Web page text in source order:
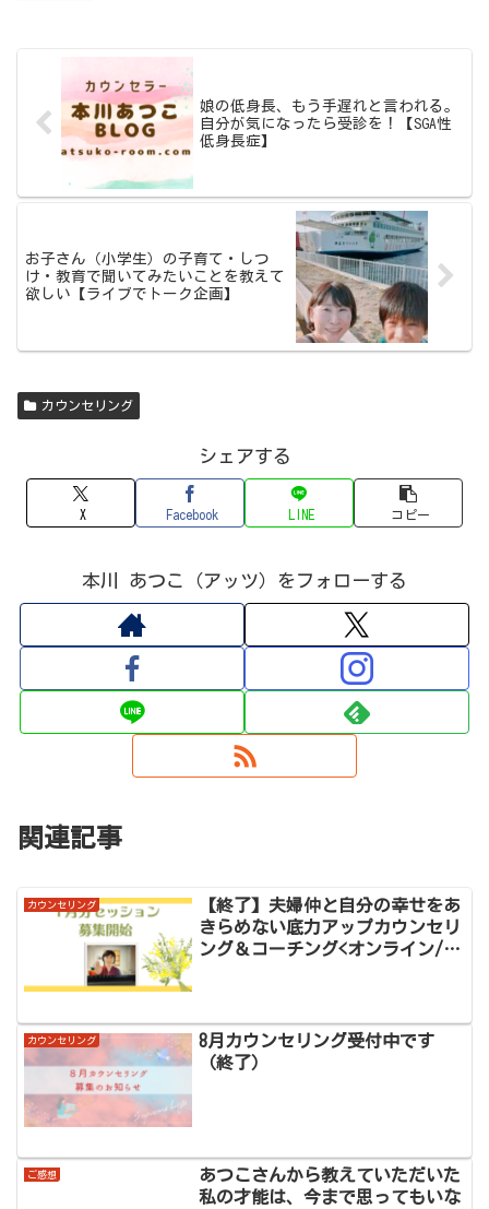
娘の低身長、もう手遅れと言われる。
自分が気になったら受診を！【SGA性
低身長症】
お子さん（小学生）の子育て・しつ
け・教育で聞いてみたいことを教えて
欲しい【ライブでトーク企画】
カウンセリング
シェアする
X Facebook LINE コピー
本川 あつこ（アッツ）をフォローする
関連記事
カウンセリング
【終了】夫婦仲と自分の幸せをあ
きらめない底力アップカウンセリ
ング＆コーチング<オンライン/奈
カウンセリング
8月カウンセリング受付中です
（終了）
ご感想
あつこさんから教えていただいた
私の才能は、今まで思ってもいな